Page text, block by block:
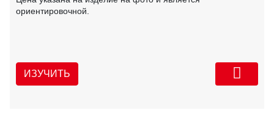
ориентировочной.
ИЗУЧИТЬ